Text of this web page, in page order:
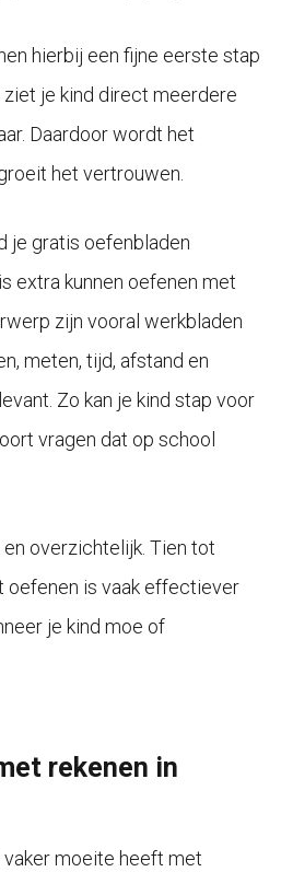
hierbij een fijne eerste stap
je kind direct meerdere
Daardoor wordt het
het vertrouwen.
je gratis oefenbladen
extra kunnen oefenen met
zijn vooral werkbladen
meten, tijd, afstand en
Zo kan je kind stap voor
vragen dat op school
overzichtelijk. Tien tot
oefenen is vaak effectiever
je kind moe of
rekenen in
moeite heeft met